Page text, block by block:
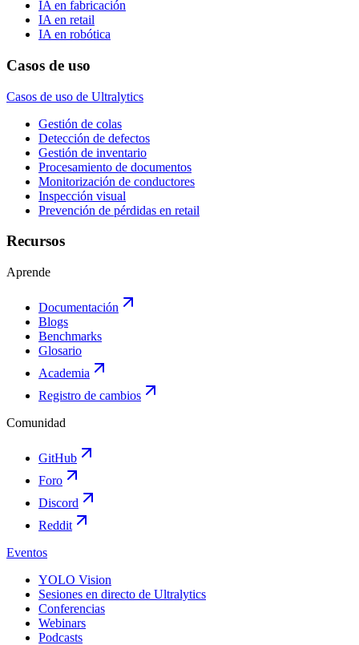
IA en fabricación
IA en retail
IA en robótica
Casos de uso
Casos de uso de Ultralytics
Gestión de colas
Detección de defectos
Gestión de inventario
Procesamiento de documentos
Monitorización de conductores
Inspección visual
Prevención de pérdidas en retail
Recursos
Aprende
Documentación
Blogs
Benchmarks
Glosario
Academia
Registro de cambios
Comunidad
GitHub
Foro
Discord
Reddit
Eventos
YOLO Vision
Sesiones en directo de Ultralytics
Conferencias
Webinars
Podcasts